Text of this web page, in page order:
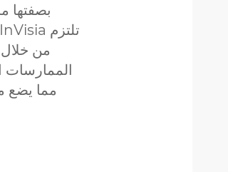
من خلال
مما يضع